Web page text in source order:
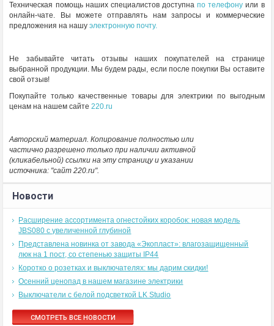
Техническая помощь наших специалистов доступнапо телефону или в
онлайн-чате. Вы можете отправлять нам запросы и коммерческие
предложения на нашуэлектронную почту.
Не забывайте читать отзывы наших покупателей на странице
выбранной продукции. Мы будем рады, если после покупки Вы оставите
свой отзыв!
Покупайте только качественные товары для электрики по выгодным
ценам на нашем сайте220.ru
Авторский материал. Копирование полностью или
частично разрешено только при наличии активной
(кликабельной) ссылки на эту страницу и указании
источника: "сайт 220.ru".
Новости
Расширение ассортимента огнестойких коробок: новая модель
JBS080 с увеличенной глубиной
Представлена новинка от завода «Экопласт»: влагозащищенный
люк на 1 пост, со степенью защиты IP44
Коротко о розетках и выключателях: мы дарим скидки!
Осенний ценопад в нашем магазине электрики
Выключатели с белой подсветкой LK Studio
СМОТРЕТЬ ВСЕ НОВОСТИ